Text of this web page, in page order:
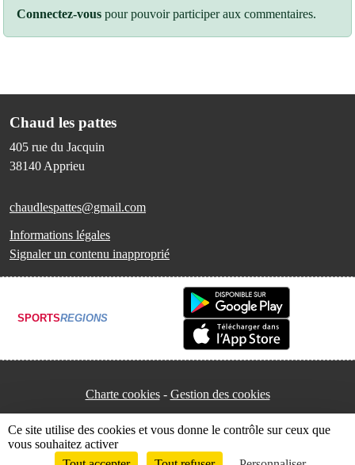
Connectez-vous pour pouvoir participer aux commentaires.
Chaud les pattes
405 rue du Jacquin
38140 Apprieu
chaudlespattes@gmail.com
Informations légales
Signaler un contenu inapproprié
SPORTSREGIONS
Charte cookies Gestion des cookies
Ce site utilise des cookies et vous donne le contrôle sur ceux que
vous souhaitez activer